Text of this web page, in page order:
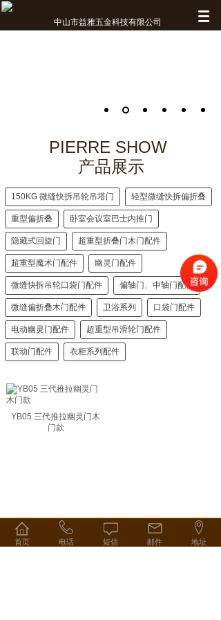
中山市益雅五金科技有限公司
PIERRE SHOW
产品展示
150KG 微缝快拆吊轮吊塔门 轻型微缝快拆偏折叠
重型偏折叠 卧室会议室巴士内推门
隐藏式回旋门 超重型折叠门木门配件
超重型魔术门配件 幽灵门配件
微缝快拆吊轮口袋门配件 偏轴门、中轴门配件
微缝偏折叠木门配件 卫浴系列 口袋门配件
电动幽灵门配件 超重型吊滑轮门配件
联动门配件 衣柜系列配件
YB05 三代推拉幽灵门木
门款
首页 电话 短信 邮件 地址